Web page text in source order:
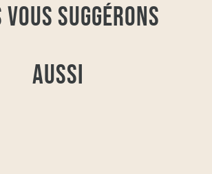
SUGGÉRONS
AUSSI